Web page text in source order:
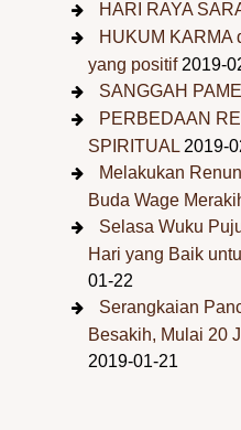
HARI RAYA
HUKUM KARMA
yang positif 2019-
SANGGAH
PERBEDAAN
SPIRITUAL 2019-
Melakukan
Buda Wage
Selasa Wuku
Hari yang Baik
01-22
Serangkaian
Besakih, Mulai 20
2019-01-21